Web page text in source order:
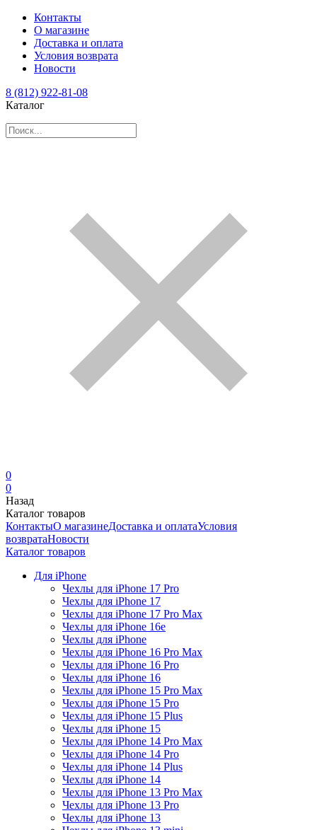
Контакты
О магазине
Доставка и оплата
Условия возврата
Новости
8 (812) 922-81-08
Каталог
0
0
Назад
Каталог товаров
КонтактыО магазинеДоставка и оплатаУсловия
возвратаНовости
Каталог товаров
Для iPhone
Чехлы для iPhone 17 Pro
Чехлы для iPhone 17
Чехлы для iPhone 17 Pro Max
Чехлы для iPhone 16e
Чехлы для iPhone
Чехлы для iPhone 16 Pro Max
Чехлы для iPhone 16 Pro
Чехлы для iPhone 16
Чехлы для iPhone 15 Pro Max
Чехлы для iPhone 15 Pro
Чехлы для iPhone 15 Plus
Чехлы для iPhone 15
Чехлы для iPhone 14 Pro Max
Чехлы для iPhone 14 Pro
Чехлы для iPhone 14 Plus
Чехлы для iPhone 14
Чехлы для iPhone 13 Pro Max
Чехлы для iPhone 13 Pro
Чехлы для iPhone 13